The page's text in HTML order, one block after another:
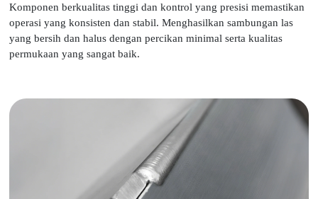
Komponen berkualitas tinggi dan kontrol yang presisi memastikan
operasi yang konsisten dan stabil. Menghasilkan sambungan las
yang bersih dan halus dengan percikan minimal serta kualitas
permukaan yang sangat baik.